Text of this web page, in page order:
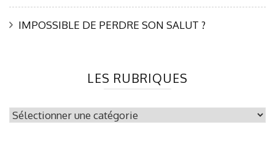
IMPOSSIBLE DE PERDRE SON SALUT ?
LES RUBRIQUES
les